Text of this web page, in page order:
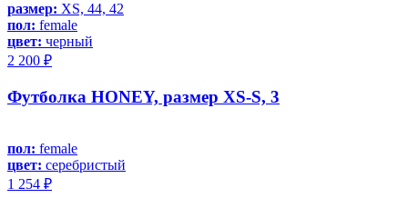
размер: XS, 44, 42
пол: female
цвет: черный
2 200 ₽
Футболка HONEY, размер XS-S, 3
пол: female
цвет: серебристый
1 254 ₽